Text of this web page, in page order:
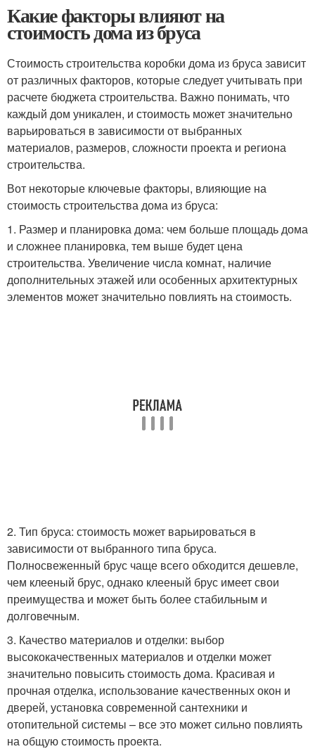
Какие факторы влияют на
стоимость дома из бруса
Стоимость строительства коробки дома из бруса зависит
от различных факторов, которые следует учитывать при
расчете бюджета строительства. Важно понимать, что
каждый дом уникален, и стоимость может значительно
варьироваться в зависимости от выбранных
материалов, размеров, сложности проекта и региона
строительства.
Вот некоторые ключевые факторы, влияющие на
стоимость строительства дома из бруса:
1. Размер и планировка дома: чем больше площадь дома
и сложнее планировка, тем выше будет цена
строительства. Увеличение числа комнат, наличие
дополнительных этажей или особенных архитектурных
элементов может значительно повлиять на стоимость.
2. Тип бруса: стоимость может варьироваться в
зависимости от выбранного типа бруса.
Полносвеженный брус чаще всего обходится дешевле,
чем клееный брус, однако клееный брус имеет свои
преимущества и может быть более стабильным и
долговечным.
3. Качество материалов и отделки: выбор
высококачественных материалов и отделки может
значительно повысить стоимость дома. Красивая и
прочная отделка, использование качественных окон и
дверей, установка современной сантехники и
отопительной системы – все это может сильно повлиять
на общую стоимость проекта.